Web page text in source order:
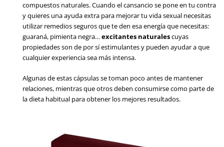
compuestos naturales. Cuando el cansancio se pone en tu contra
y quieres una ayuda extra para mejorar tu vida sexual necesitas
utilizar remedios seguros que te den esa energía que necesitas:
guaraná, pimienta negra… excitantes naturalescuyas
propiedades son de por sí estimulantes y pueden ayudar a que
cualquier experiencia sea más intensa.
Algunas de estas cápsulas se toman poco antes de mantener
relaciones, mientras que otros deben consumirse como parte de
la dieta habitual para obtener los mejores resultados.